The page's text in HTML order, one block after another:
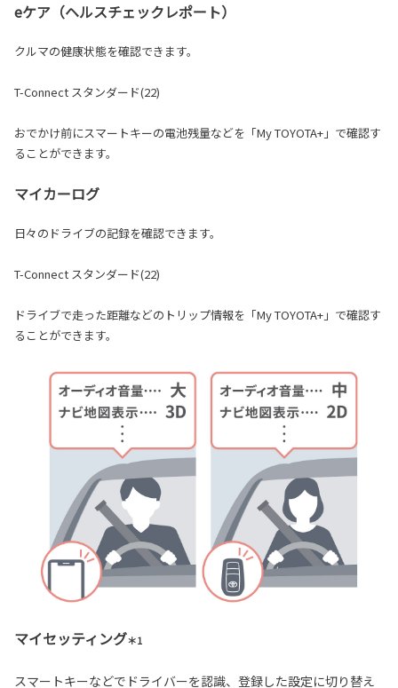
eケア（ヘルスチェックレポート）
クルマの健康状態を確認できます。
T-Connect スタンダード(22)
おでかけ前にスマートキーの電池残量などを「My TOYOTA+」で確認す
ることができます。
マイカーログ
日々のドライブの記録を確認できます。
T-Connect スタンダード(22)
ドライブで走った距離などのトリップ情報を「My TOYOTA+」で確認す
ることができます。
マイセッティング＊1
スマートキーなどでドライバーを認識、登録した設定に切り替え